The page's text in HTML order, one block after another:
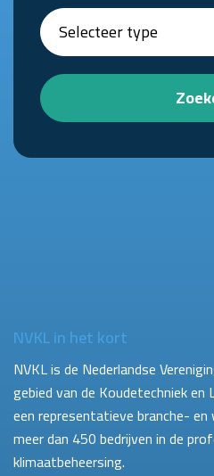
NVKL in het kort
NVKL is de Nederlandse
gebied van de Koudetechniek en
een representatieve branche-
meer dan 450 bedrijven in de
klimaatbeheersing.